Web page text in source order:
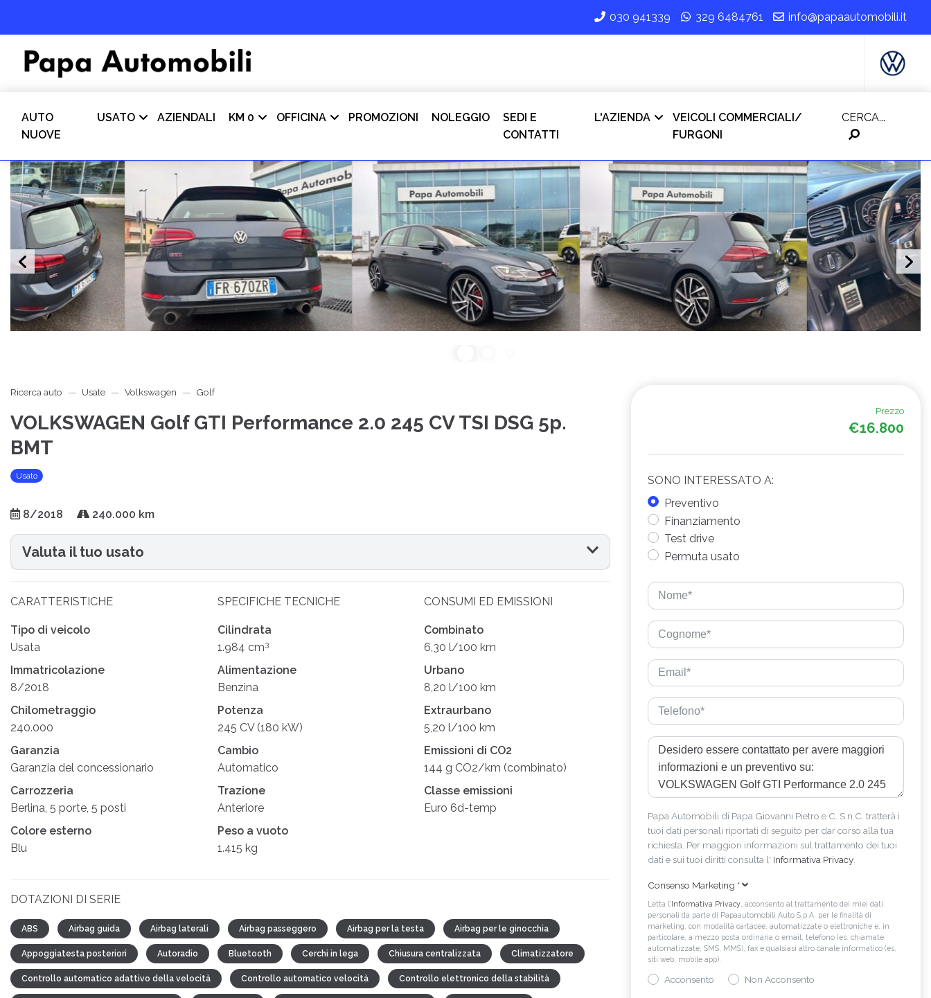
030 941339 329 6484761 info@papaautomobili.it
AUTO
NUOVE
USATO AZIENDALI KM 0 OFFICINA PROMOZIONI NOLEGGIO
SEDI E
CONTATTI
L'AZIENDA
VEICOLI COMMERCIALI/
FURGONI
CERCA...
Ricerca auto Usate Volkswagen Golf
VOLKSWAGEN Golf GTI Performance 2.0 245 CV TSI DSG 5p.
BMT
Usato
8/2018 240.000 km
Valuta il tuo usato
CARATTERISTICHE
Tipo di veicolo
Usata
Immatricolazione
8/2018
Chilometraggio
240.000
Garanzia
Garanzia del concessionario
Carrozzeria
Berlina, 5 porte, 5 posti
Colore esterno
Blu
SPECIFICHE TECNICHE
Cilindrata
1.984 cm3
Alimentazione
Benzina
Potenza
245 CV (180 kW)
Cambio
Automatico
Trazione
Anteriore
Peso a vuoto
1.415 kg
CONSUMI ED EMISSIONI
Combinato
6,30 l/100 km
Urbano
8,20 l/100 km
Extraurbano
5,20 l/100 km
Emissioni di CO2
144 g CO2/km (combinato)
Classe emissioni
Euro 6d-temp
DOTAZIONI DI SERIE
ABS Airbag guida Airbag laterali Airbag passeggero Airbag per la testa Airbag per le ginocchia
Appoggiatesta posteriori Autoradio Bluetooth Cerchi in lega Chiusura centralizzata Climatizzatore
Controllo automatico adattivo della velocità Controllo automatico velocità Controllo elettronico della stabilità
Prezzo
€16.800
SONO INTERESSATO A:
Preventivo
Finanziamento
Test drive
Permuta usato
Papa Automobili di Papa Giovanni Pietro e C. S.n.C. tratterà i
tuoi dati personali riportati di seguito per dar corso alla tua
richiesta. Per maggiori informazioni sul trattamento dei tuoi
dati e sui tuoi diritti consulta l' Informativa Privacy
Consenso Marketing *
Letta l’Informativa Privacy , acconsento al trattamento dei miei dati
personali da parte di Papaautomobili Auto S.p.A. per le finalità di
marketing, con modalità cartacee, automatizzate o elettroniche e, in
particolare, a mezzo posta ordinaria o email, telefono (es. chiamate
automatizzate, SMS, MMS), fax e qualsiasi altro canale informatico (es.
siti web, mobile app).
Acconsento Non Acconsento